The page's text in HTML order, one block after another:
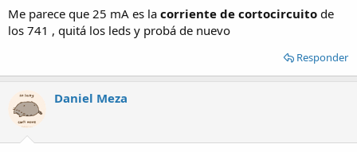
Me parece que 25 mA es la corriente de cortocircuito de
los 741 , quitá los leds y probá de nuevo
Responder
Daniel Meza